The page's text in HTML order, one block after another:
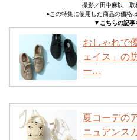
撮影／田中麻以 取
●この特集に使用した商品の価格
▼こちらの記事
おしゃれで
ェイス」の
ー…
夏コーデの
ニュアンス